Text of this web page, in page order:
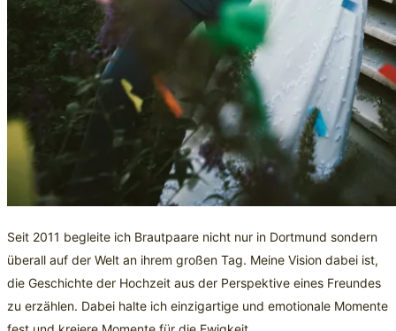
Seit 2011 begleite ich Brautpaare nicht nur in Dortmund sondern
überall auf der Welt an ihrem großen Tag. Meine Vision dabei ist,
die Geschichte der Hochzeit aus der Perspektive eines Freundes
zu erzählen. Dabei halte ich einzigartige und emotionale Momente